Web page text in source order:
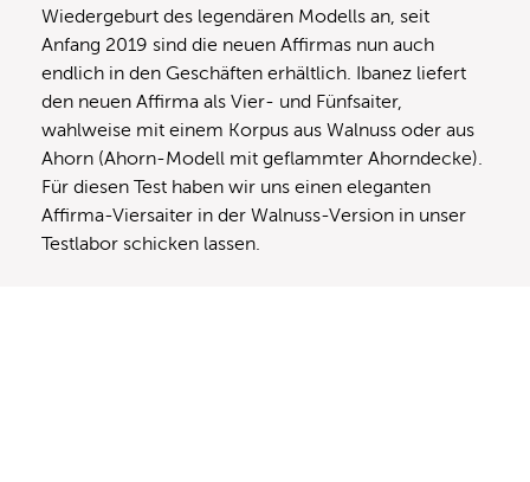
Wiedergeburt des legendären Modells an, seit
Anfang 2019 sind die neuen Affirmas nun auch
endlich in den Geschäften erhältlich. Ibanez liefert
den neuen Affirma als Vier- und Fünfsaiter,
wahlweise mit einem Korpus aus Walnuss oder aus
Ahorn (Ahorn-Modell mit geflammter Ahorndecke).
Für diesen Test haben wir uns einen eleganten
Affirma-Viersaiter in der Walnuss-Version in unser
Testlabor schicken lassen.